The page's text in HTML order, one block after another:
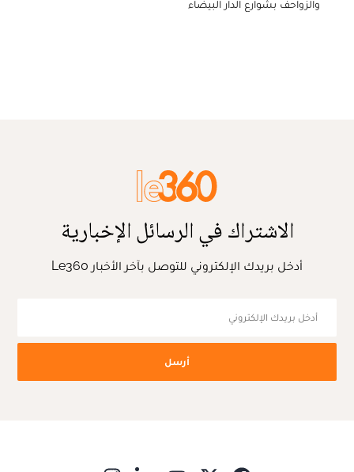
والزواحف بشوارع الدار البيضاء
الاشتراك في الرسائل الإخبارية
أدخل بريدك الإلكتروني للتوصل بآخر الأخبار Le360
أرسل